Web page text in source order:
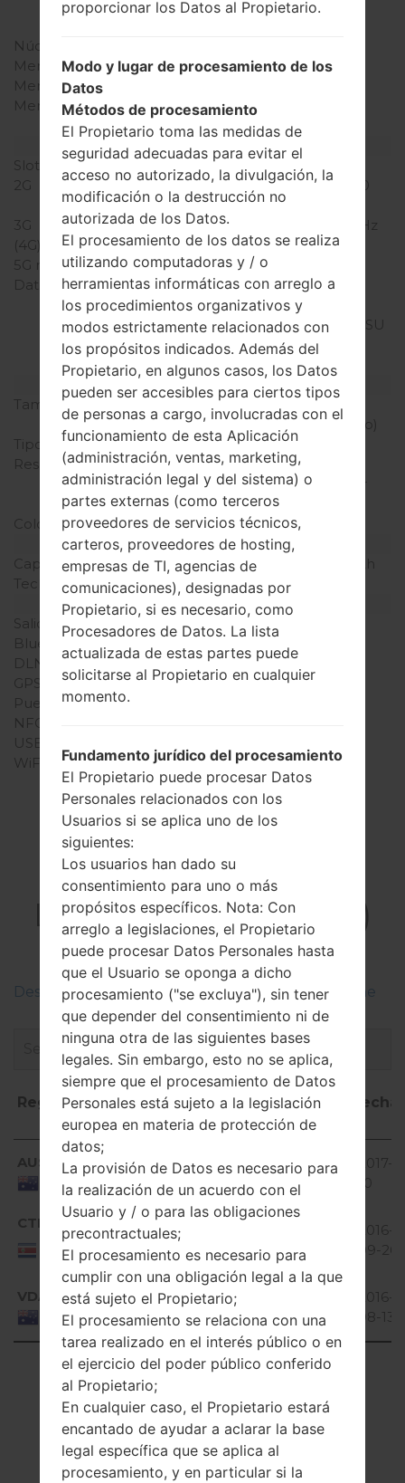
Qualcomm MSM8916
Núcleos de UCP
Memoria RAM
1GB
Memoria interna
Memoria externa
microSD, hasta 32 GB
(ranura dedicada)
Red y Datos
Slot de tarjeta
1 Micro SIM
2G
GSM 850/900/1800/1900
MHz
3G
UMTS 850/900/2100 MHz
(4G) LTE
LTE: 850/1800
5G network
-
Datos
GPRS/GPRS
C12/EDGE/EDGE
MSC12/UMTS/HSUPA/HSU
PA 5.8/HSDPA/HSPA+
21.1,LTE, LTE 150/50
Pantalla
Tamaño de la pantalla
4.7 pulgadas (~69.1%
relación pantalla-cuerpo)
Tipo de Pantalla
IPS
Resolución de Pantalla
720x1280 píxeles (~312
densidad de píxeles por
pulgada)
Colores de pantalla
16M colores
Batería y Teclado
Capacidad de batería
Extraíble Li-Po 1900 mAh
Teclado físico
-
Interfaces
Salida de audio
3.5mm jack
Bluetooth
versión 4.1, A2DP, LE
DLNA
No
GPS
-
Puerto infrarrojo
NFC
USB
WiFi
Wi-Fi802.11b/g/n, Wi-Fi
Direct, hotspot
El Firmware
LGH440V(LGH440V)
akaLG Spirit LTE
Descripciones de regiones firmwares de LG Phone
Región
Nombre de
archivo
OS Talla Fecha
Región
archivo
AUS
Australia
H440v10d_00.kdz
5.0.x
Lollipop
1.04
GiB
2017-
CTF
Costa
Rica
H440v10a_02.kdz
Android
Lollipop
GiB
2016-
09-26
VDA
Australia
H440v10d_00.kdz
Android
Lollipop
GiB
2016-
08-13
Showing 1 to 3 of 3 entries
Previous 1 Next
proporcionar los Datos al Propietario.
Modo y lugar de procesamiento de los
Datos
Métodos de procesamiento
El Propietario toma las medidas de
seguridad adecuadas para evitar el
acceso no autorizado, la divulgación, la
modificación o la destrucción no
autorizada de los Datos.
El procesamiento de los datos se realiza
utilizando computadoras y / o
herramientas informáticas con arreglo a
los procedimientos organizativos y
modos estrictamente relacionados con
los propósitos indicados. Además del
Propietario, en algunos casos, los Datos
pueden ser accesibles para ciertos tipos
de personas a cargo, involucradas con el
funcionamiento de esta Aplicación
(administración, ventas, marketing,
administración legal y del sistema) o
partes externas (como terceros
proveedores de servicios técnicos,
carteros, proveedores de hosting,
empresas de TI, agencias de
comunicaciones), designadas por
Propietario, si es necesario, como
Procesadores de Datos. La lista
actualizada de estas partes puede
solicitarse al Propietario en cualquier
momento.
Fundamento jurídico del procesamiento
El Propietario puede procesar Datos
Personales relacionados con los
Usuarios si se aplica uno de los
siguientes:
Los usuarios han dado su
consentimiento para uno o más
propósitos específicos. Nota: Con
arreglo a legislaciones, el Propietario
puede procesar Datos Personales hasta
que el Usuario se oponga a dicho
procesamiento ("se excluya"), sin tener
que depender del consentimiento ni de
ninguna otra de las siguientes bases
legales. Sin embargo, esto no se aplica,
siempre que el procesamiento de Datos
Personales está sujeto a la legislación
europea en materia de protección de
datos;
La provisión de Datos es necesario para
la realización de un acuerdo con el
Usuario y / o para las obligaciones
precontractuales;
El procesamiento es necesario para
cumplir con una obligación legal a la que
está sujeto el Propietario;
El procesamiento se relaciona con una
tarea realizado en el interés público o en
el ejercicio del poder público conferido
al Propietario;
En cualquier caso, el Propietario estará
encantado de ayudar a aclarar la base
legal específica que se aplica al
procesamiento, y en particular si la